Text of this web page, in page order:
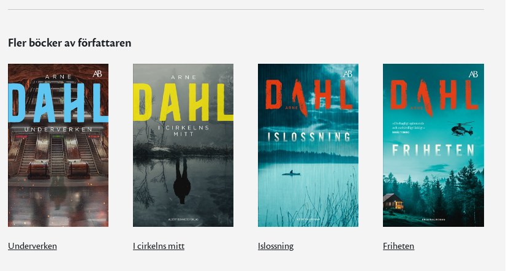
Fler böcker av författaren
Underverken I cirkelns mitt Islossning Friheten